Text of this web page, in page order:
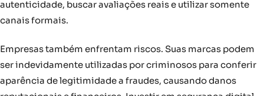
autenticidade, buscar avaliações reais e utilizar somente
canais formais.
Empresas também enfrentam riscos. Suas marcas podem
ser indevidamente utilizadas por criminosos para conferir
aparência de legitimidade a fraudes, causando danos